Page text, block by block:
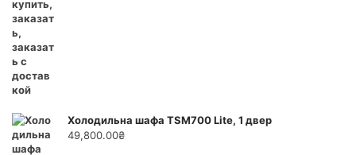
Холодильна шафа TSM700 Lite, 1 двер
49,800.00₴